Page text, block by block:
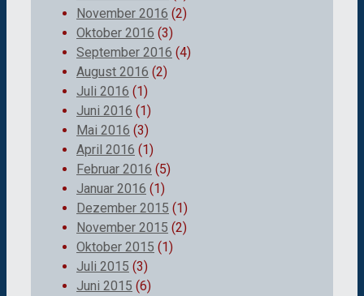
November 2016 (2)
Oktober 2016 (3)
September 2016 (4)
August 2016 (2)
Juli 2016 (1)
Juni 2016 (1)
Mai 2016 (3)
April 2016 (1)
Februar 2016 (5)
Januar 2016 (1)
Dezember 2015 (1)
November 2015 (2)
Oktober 2015 (1)
Juli 2015 (3)
Juni 2015 (6)